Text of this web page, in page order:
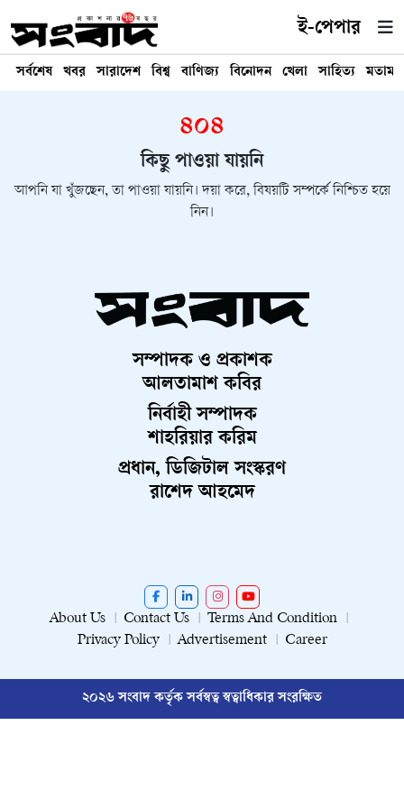
ই-পেপার
সর্বশেষ খবর সারাদেশ বিশ্ব বাণিজ্য বিনোদন খেলা সাহিত্য মতামত
৪০৪
কিছু পাওয়া যায়নি
আপনি যা খুঁজছেন, তা পাওয়া যায়নি। দয়া করে, বিষয়টি সম্পর্কে নিশ্চিত হয়ে
নিন।
সম্পাদক ও প্রকাশক
আলতামাশ কবির
নির্বাহী সম্পাদক
শাহরিয়ার করিম
প্রধান, ডিজিটাল সংস্করণ
রাশেদ আহমেদ
About Us Contact Us
Terms And Condition
Privacy Policy
Advertisement Career
২০২৬ সংবাদ কর্তৃক সর্বস্বত্ব স্বত্বাধিকার সংরক্ষিত